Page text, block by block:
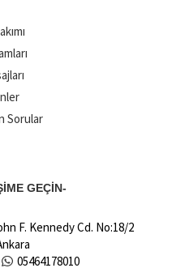
Sorular
GEÇİN-
F. Kennedy Cd. No:18/2
05464178010